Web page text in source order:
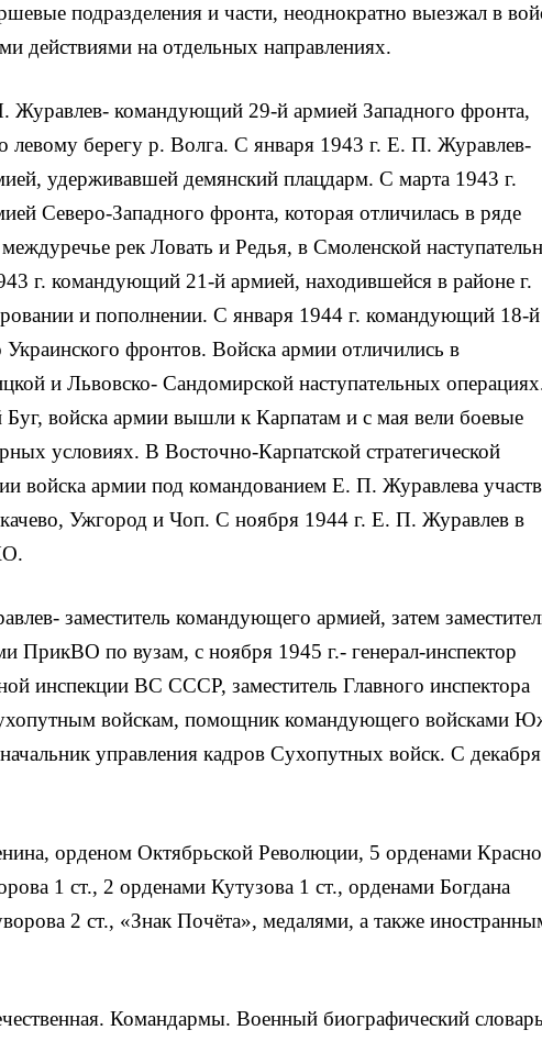
подразделения и части, неоднократно выезжал в
действиями на отдельных направлениях.
Журавлев- командующий 29-й армией Западного фронта,
левому берегу р. Волга. С января 1943 г. Е. П. Журавлев-
удерживавшей демянский плацдарм. С марта 1943 г.
Северо-Западного фронта, которая отличилась в ряде
рек Ловать и Редья, в Смоленской
г. командующий 21-й армией, находившейся в районе г.
и пополнении. С января 1944 г. командующий 18-й
Украинского фронтов. Войска армии отличились в
и Львовско- Сандомирской наступательных
войска армии вышли к Карпатам и с мая вели боевые
условиях. В Восточно-Карпатской стратегической
войска армии под командованием Е. П. Журавлева
Ужгород и Чоп. С ноября 1944 г. Е. П. Журавлев в
заместитель командующего армией, затем
ПрикВО по вузам, с ноября 1945 г.- генерал-инспектор
инспекции ВС СССР, заместитель Главного инспектора
войскам, помощник командующего войсками
управления кадров Сухопутных войск. С
орденом Октябрьской Революции, 5 орденами
1 ст., 2 орденами Кутузова 1 ст., орденами Богдана
2 ст., «Знак Почёта», медалями, а также
Командармы. Военный биографический